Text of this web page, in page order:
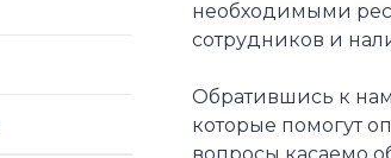
необходимыми
сотрудников и
Обратившись к
которые помогут
вопросы касаемо